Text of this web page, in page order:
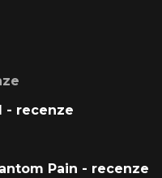
- recenze
Pain - recenze